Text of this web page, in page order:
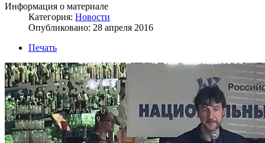
Информация о материале
Категория: Новости
Опубликовано: 28 апреля 2016
Печать